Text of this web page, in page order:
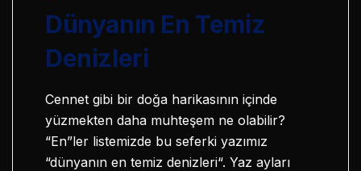
Dünyanın En Temiz
Denizleri
Cennet gibi bir doğa harikasının içinde
yüzmekten daha muhteşem ne olabilir?
“En”ler listemizde bu seferki yazımız
“dünyanın en temiz denizleri“. Yaz ayları